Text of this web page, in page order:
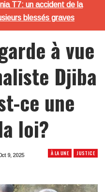
T7: un accident de la
blessés graves
à vue
Djiba
ce une
loi?
À LA UNE JUSTICE
9, 2025